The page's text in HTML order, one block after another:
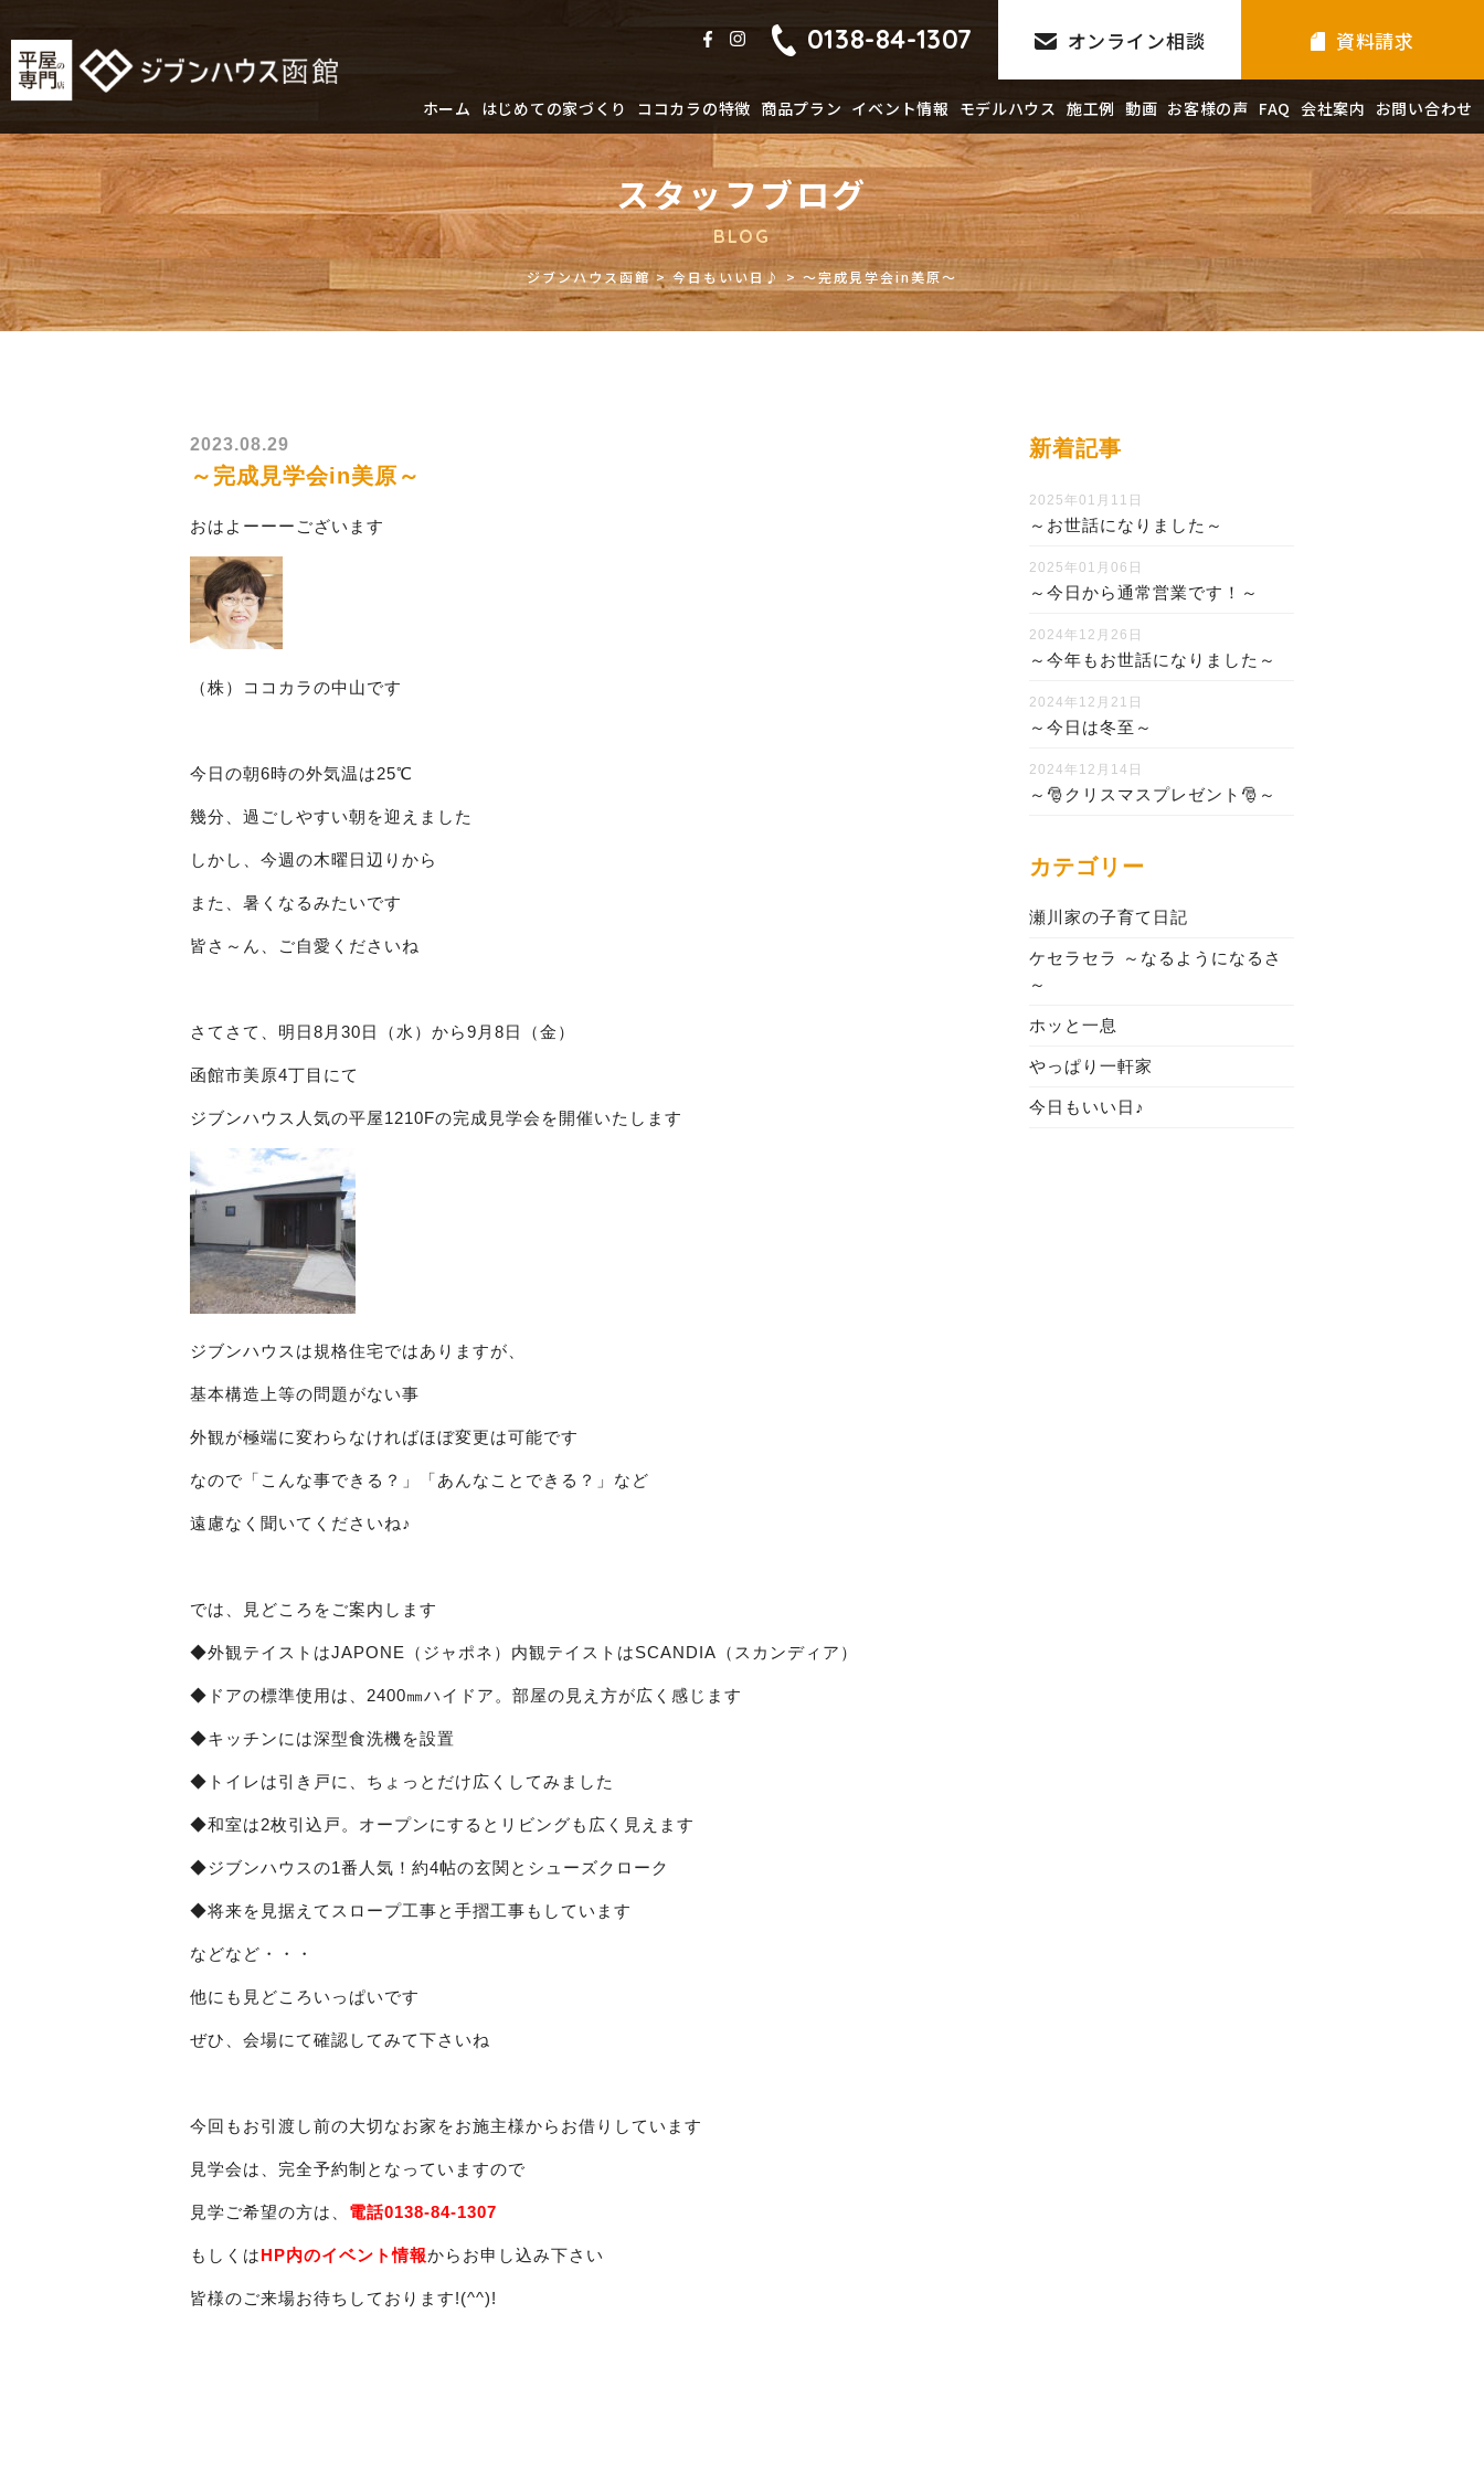
0138-84-1307 オンライン相談 資料請求
ホーム はじめての家づくり ココカラの特徴 商品プラン イベント情報 モデルハウス 施工例 動画 お客様の声 FAQ 会社案内 お問い合わせ
スタッフブログ
BLOG
ジブンハウス函館>今日もいい日♪>～完成見学会in美原～
2023.08.29
～完成見学会in美原～
おはよーーーございます
（株）ココカラの中山です
今日の朝6時の外気温は25℃
幾分、過ごしやすい朝を迎えました
しかし、今週の木曜日辺りから
また、暑くなるみたいです
皆さ～ん、ご自愛くださいね
さてさて、明日8月30日（水）から9月8日（金）
函館市美原4丁目にて
ジブンハウス人気の平屋1210Fの完成見学会を開催いたします
ジブンハウスは規格住宅ではありますが、
基本構造上等の問題がない事
外観が極端に変わらなければほぼ変更は可能です
なので「こんな事できる？」「あんなことできる？」など
遠慮なく聞いてくださいね♪
では、見どころをご案内します
◆外観テイストはJAPONE（ジャポネ）内観テイストはSCANDIA（スカンディア）
◆ドアの標準使用は、2400㎜ハイドア。部屋の見え方が広く感じます
◆キッチンには深型食洗機を設置
◆トイレは引き戸に、ちょっとだけ広くしてみました
◆和室は2枚引込戸。オープンにするとリビングも広く見えます
◆ジブンハウスの1番人気！約4帖の玄関とシューズクローク
◆将来を見据えてスロープ工事と手摺工事もしています
などなど・・・
他にも見どころいっぱいです
ぜひ、会場にて確認してみて下さいね
今回もお引渡し前の大切なお家をお施主様からお借りしています
見学会は、完全予約制となっていますので
見学ご希望の方は、 電話0138-84-1307
もしくはHP内のイベント情報からお申し込み下さい
皆様のご来場お待ちしております!(^^)!
新着記事
2025年01月11日
～お世話になりました～
2025年01月06日
～今日から通常営業です！～
2024年12月26日
～今年もお世話になりました～
2024年12月21日
～今日は冬至～
2024年12月14日
～🎅クリスマスプレゼント🎅～
カテゴリー
瀬川家の子育て日記
ケセラセラ ～なるようになるさ
～
ホッと一息
やっぱり一軒家
今日もいい日♪